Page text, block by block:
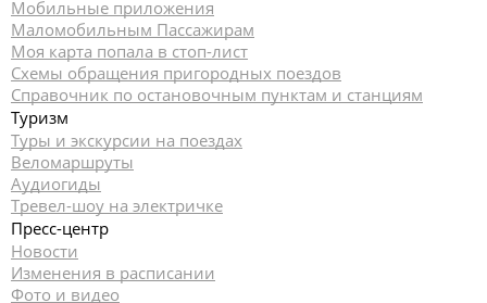
Мобильные приложения
Маломобильным Пассажирам
Моя карта попала в стоп-лист
Cхемы обращения пригородных поездов
Справочник по остановочным пунктам и станциям
Туризм
Туры и экскурсии на поездах
Веломаршруты
Аудиогиды
Тревел-шоу на электричке
Пресс-центр
Новости
Изменения в расписании
Фото и видео